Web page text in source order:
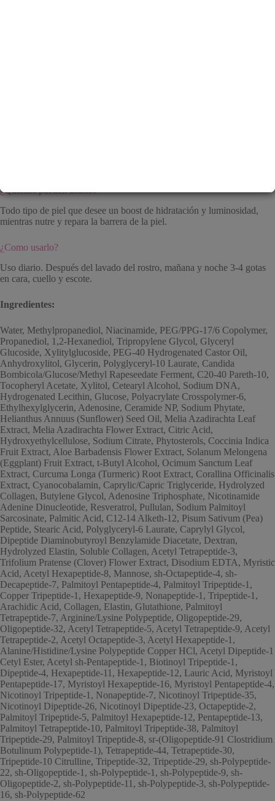
¿Quienes pueden usarlo?
Todo tipo de piel que desee un boost de hidratación y luminosidad,
mientras nutre y repara la barrera de la piel.
¿Como usarlo?
Uso diario. Después del lavado del rostro, mañana y noche 3-4 gotas
en cara, cuello y escote.
Ingredientes:
Water, Methylpropanediol, Niacinamide, PEG/PPG-17/6 Copolymer,
Propanediol, 1,2-Hexanediol, Tripropylene Glycol, Glyceryl
Glucoside, Xylitylglucoside, PEG-40 Hydrogenated Castor Oil,
Anhydroxylitol, Glycerin, Polyglyceryl-10 Laurate, Candida
Bombicola/Glucose/Methyl Rapeseedate Ferment, C20-40 Pareth-10,
Tocopheryl Acetate, Xylitol, Cetearyl Alcohol, Sodium DNA,
Hydrogenated Lecithin, Glucose, Polyacrylate Crosspolymer-6,
Ethylhexylglycerin, Adenosine, Ceramide NP, Sodium Phytate,
Helianthus Annuus (Sunflower) Seed Oil, Melia Azadirachta Leaf
Extract, Melia Azadirachta Flower Extract, Citric Acid,
Hydroxyethylcellulose, Sodium Citrate, Phytosterols, Coccinia Indica
Fruit Extract, Aloe Barbadensis Flower Extract, Solanum Melongena
(Eggplant) Fruit Extract, t-Butyl Alcohol, Ocimum Sanctum Leaf
Extract, Curcuma Longa (Turmeric) Root Extract, Corallina Officinalis
Extract, Cyanocobalamin, Caprylic/Capric Triglyceride, Hydrolyzed
Collagen, Butylene Glycol, Adenosine Triphosphate, Nicotinamide
Adenine Dinucleotide, Resveratrol, Pullulan, Sodium Palmitoyl
Sarcosinate, Palmitic Acid, C12-14 Alketh-12, Pisum Sativum (Pea)
Peptide, Stearic Acid, Polyglyceryl-6 Laurate, Caprylyl Glycol,
Dipeptide Diaminobutyroyl Benzylamide Diacetate, Dextran,
Hydrolyzed Elastin, Soluble Collagen, Acetyl Tetrapeptide-3,
Trifolium Pratense (Clover) Flower Extract, Disodium EDTA, Myristic
Acid, Acetyl Hexapeptide-8, Mannose, sh-Octapeptide-4, sh-
Decapeptide-7, Palmitoyl Pentapeptide-4, Palmitoyl Tripeptide-1,
Copper Tripeptide-1, Hexapeptide-9, Nonapeptide-1, Tripeptide-1,
Arachidic Acid, Collagen, Elastin, Glutathione, Palmitoyl
Tetrapeptide-7, Arginine/Lysine Polypeptide, Oligopeptide-29,
Oligopeptide-32, Acetyl Tetrapeptide-5, Acetyl Tetrapeptide-9, Acetyl
Tetrapeptide-2, Acetyl Octapeptide-3, Acetyl Hexapeptide-1,
Alanine/Histidine/Lysine Polypeptide Copper HCl, Acetyl Dipeptide-1
Cetyl Ester, Acetyl sh-Pentapeptide-1, Biotinoyl Tripeptide-1,
Dipeptide-4, Hexapeptide-11, Hexapeptide-12, Lauric Acid, Myristoyl
Pentapeptide-17, Myristoyl Hexapeptide-16, Myristoyl Pentapeptide-4,
Nicotinoyl Tripeptide-1, Nonapeptide-7, Nicotinoyl Tripeptide-35,
Nicotinoyl Dipeptide-26, Nicotinoyl Dipeptide-23, Octapeptide-2,
Palmitoyl Tripeptide-5, Palmitoyl Hexapeptide-12, Pentapeptide-13,
Palmitoyl Tetrapeptide-10, Palmitoyl Tripeptide-38, Palmitoyl
Tripeptide-29, Palmitoyl Tripeptide-8, sr-(Oligopeptide-91 Clostridium
Botulinum Polypeptide-1), Tetrapeptide-44, Tetrapeptide-30,
Tripeptide-10 Citrulline, Tripeptide-32, Tripeptide-29, sh-Polypeptide-
22, sh-Oligopeptide-1, sh-Polypeptide-1, sh-Polypeptide-9, sh-
Oligopeptide-2, sh-Polypeptide-11, sh-Polypeptide-3, sh-Polypeptide-
16, sh-Polypeptide-62